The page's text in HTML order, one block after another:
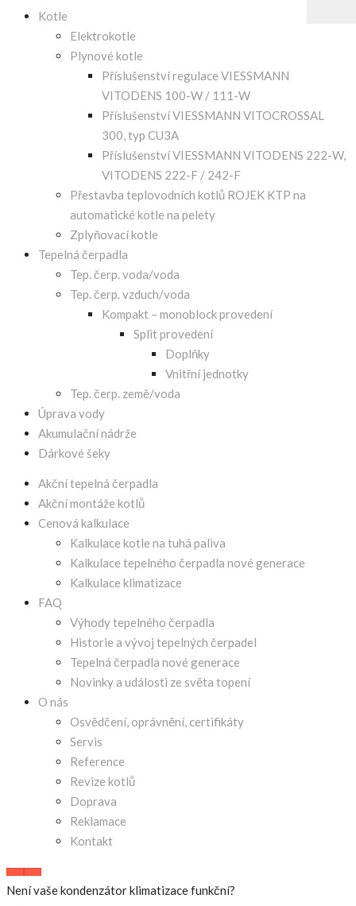
Kotle
Elektrokotle
Plynové kotle
Příslušenství regulace VIESSMANN
VITODENS 100-W / 111-W
Příslušenství VIESSMANN VITOCROSSAL
300, typ CU3A
Příslušenství VIESSMANN VITODENS 222-W,
VITODENS 222-F / 242-F
Přestavba teplovodních kotlů ROJEK KTP na
automatické kotle na pelety
Zplyňovací kotle
Tepelná čerpadla
Tep. čerp. voda/voda
Tep. čerp. vzduch/voda
Kompakt – monoblock provedení
Split provedení
Doplňky
Vnitřní jednotky
Tep. čerp. země/voda
Úprava vody
Akumulační nádrže
Dárkové šeky
Akční tepelná čerpadla
Akční montáže kotlů
Cenová kalkulace
Kalkulace kotle na tuhá paliva
Kalkulace tepelného čerpadla nové generace
Kalkulace klimatizace
FAQ
Výhody tepelného čerpadla
Historie a vývoj tepelných čerpadel
Tepelná čerpadla nové generace
Novinky a události ze světa topení
O nás
Osvědčení, oprávnění, certifikáty
Servis
Reference
Revize kotlů
Doprava
Reklamace
Kontakt
Není vaše kondenzátor klimatizace funkční?